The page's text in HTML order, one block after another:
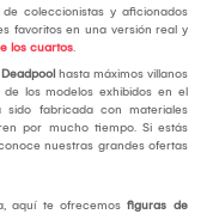
coleccionistas y aficionados
favoritos en una versión real y
los cuartos.
hasta máximos villanos
los modelos exhibidos en el
fabricada con materiales
por mucho tiempo. Si estás
nuestras grandes ofertas
aquí te ofrecemos figuras de